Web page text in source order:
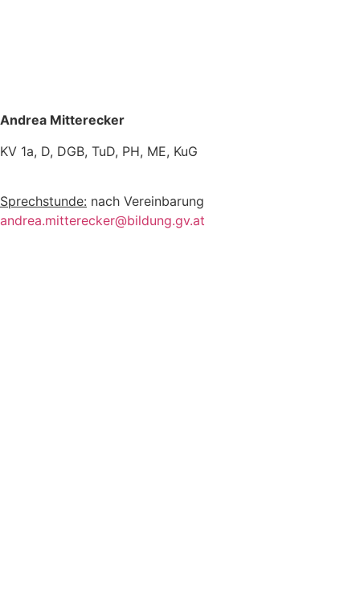
Andrea Mitterecker
KV 1a, D, DGB, TuD, PH, ME, KuG
Sprechstunde: nach Vereinbarung
andrea.mitterecker@bildung.gv.at